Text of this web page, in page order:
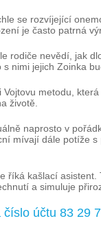
se rozvíjející
je často patrná
rodiče nevědí, jak
nimi jejich Zoinka
metodu,
životě.
naprosto v
mívají dále potíže
říká kašlací
a simuluje
účtu 83 29